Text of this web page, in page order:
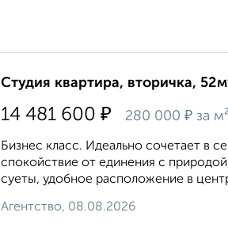
Студия квартира, вторичка,
14 481 600 ₽ 280 000 ₽ за м²
Бизнес класс. Идеально сочетает в
спокойствие от единения с
суеты, удобное расположение в
Агентство, 08.08.2026